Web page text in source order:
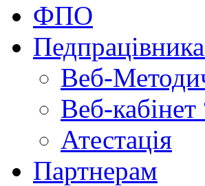
ФПО
Веб-
Веб-
Атестація
Партнерам